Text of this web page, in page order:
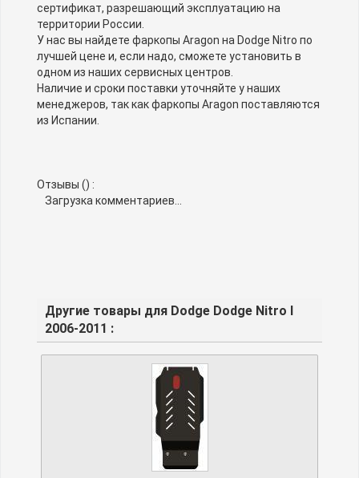
сертификат, разрешающий эксплуатацию на
территории России.
У нас вы найдете фаркопы Aragon на Dodge Nitro по
лучшей цене и, если надо, сможете установить в
одном из наших сервисных центров.
Наличие и сроки поставки уточняйте у наших
менеджеров, так как фаркопы Aragon поставляются
из Испании.
Отзывы () :
Загрузка комментариев...
Другие товары для Dodge Dodge Nitro I
2006-2011 :